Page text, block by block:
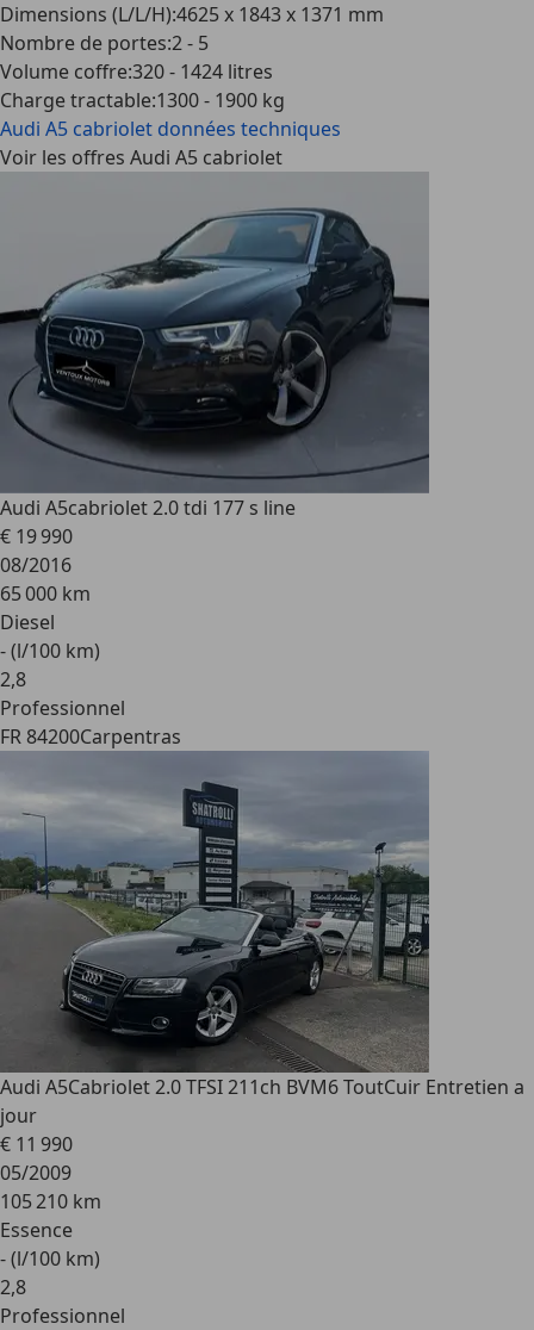
Dimensions (L/L/H):4625 x 1843 x 1371 mm
Nombre de portes:2 - 5
Volume coffre:320 - 1424 litres
Charge tractable:1300 - 1900 kg
Audi A5 cabriolet données techniques
Voir les offres Audi A5 cabriolet
Audi A5cabriolet 2.0 tdi 177 s line
€ 19 990
08/2016
65 000 km
Diesel
- (l/100 km)
2,8
Professionnel
FR 84200Carpentras
Audi A5Cabriolet 2.0 TFSI 211ch BVM6 ToutCuir Entretien a
jour
€ 11 990
05/2009
105 210 km
Essence
- (l/100 km)
2,8
Professionnel